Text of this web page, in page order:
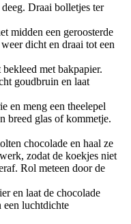
Draai bolletjes ter
midden een geroosterde
dicht en draai tot een
met bakpapier.
goudbruin en laat
en meng een theelepel
breed glas of kommetje.
chocolade en haal ze
zodat de koekjes niet
Rol meteen door de
en laat de chocolade
een luchtdichte